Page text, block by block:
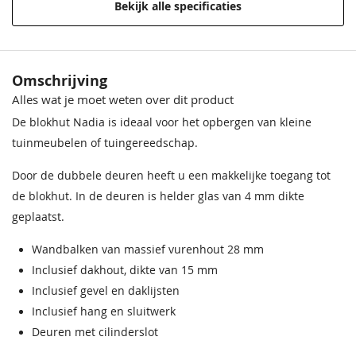
Houtsoort Onbehandeld vurenhout
Incl. glasschuifwand Zonder glasschuifwand
Incl. overkapping Zonder overkapping
Incl. berging
Afmeting (LxB) 295x250 cm
Deur Dubbele deur
Wandhoogte
Bekijk alle specificaties
Omschrijving
Alles wat je moet weten over dit product
De blokhut Nadia is ideaal voor het opbergen van kleine
tuinmeubelen of tuingereedschap.
Door de dubbele deuren heeft u een makkelijke toegang tot
de blokhut. In de deuren is helder glas van 4 mm dikte
geplaatst.
Wandbalken van massief vurenhout 28 mm
Inclusief dakhout, dikte van 15 mm
Inclusief gevel en daklijsten
Inclusief hang en sluitwerk
Deuren met cilinderslot